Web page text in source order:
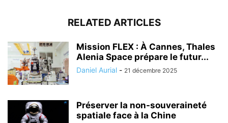
RELATED ARTICLES
Mission FLEX : À Cannes, Thales
Alenia Space prépare le futur...
Daniel Aurial - 21 décembre 2025
Préserver la non-souveraineté
spatiale face à la Chine